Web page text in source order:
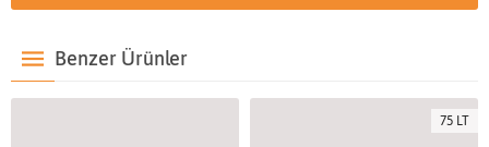
Benzer Ürünler
75 LT